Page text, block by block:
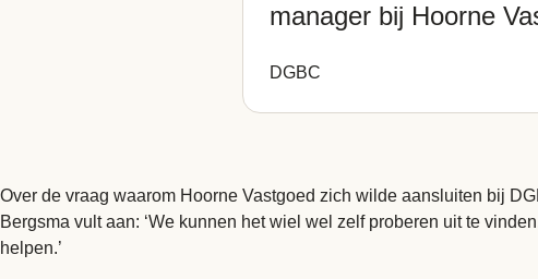
manager bij Hoorne
DGBC
Over de vraag waarom Hoorne Vastgoed zich wilde aansluiten bij
Bergsma vult aan: ‘We kunnen het wiel wel zelf proberen uit te
helpen.’